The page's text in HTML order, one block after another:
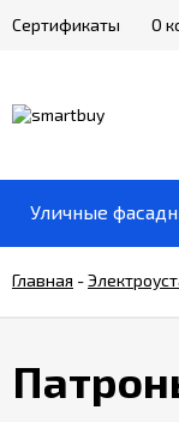
Сертификаты О
Уличные
Главная -